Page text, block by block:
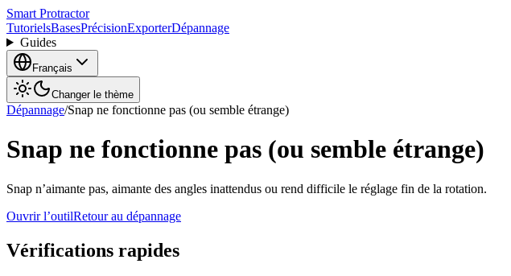
Smart Protractor
TutorielsBasesPrécisionExporterDépannage
Guides
Français
Changer le thème
Dépannage/Snap ne fonctionne pas (ou semble étrange)
Snap ne fonctionne pas (ou semble étrange)
Snap n’aimante pas, aimante des angles inattendus ou rend difficile le réglage fin de la rotation.
Ouvrir l’outilRetour au dépannage
Vérifications rapides